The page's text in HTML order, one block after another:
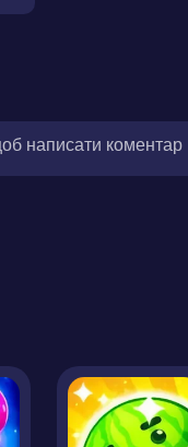
написати коментар